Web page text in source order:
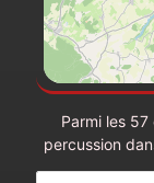
Parmi les
percussion